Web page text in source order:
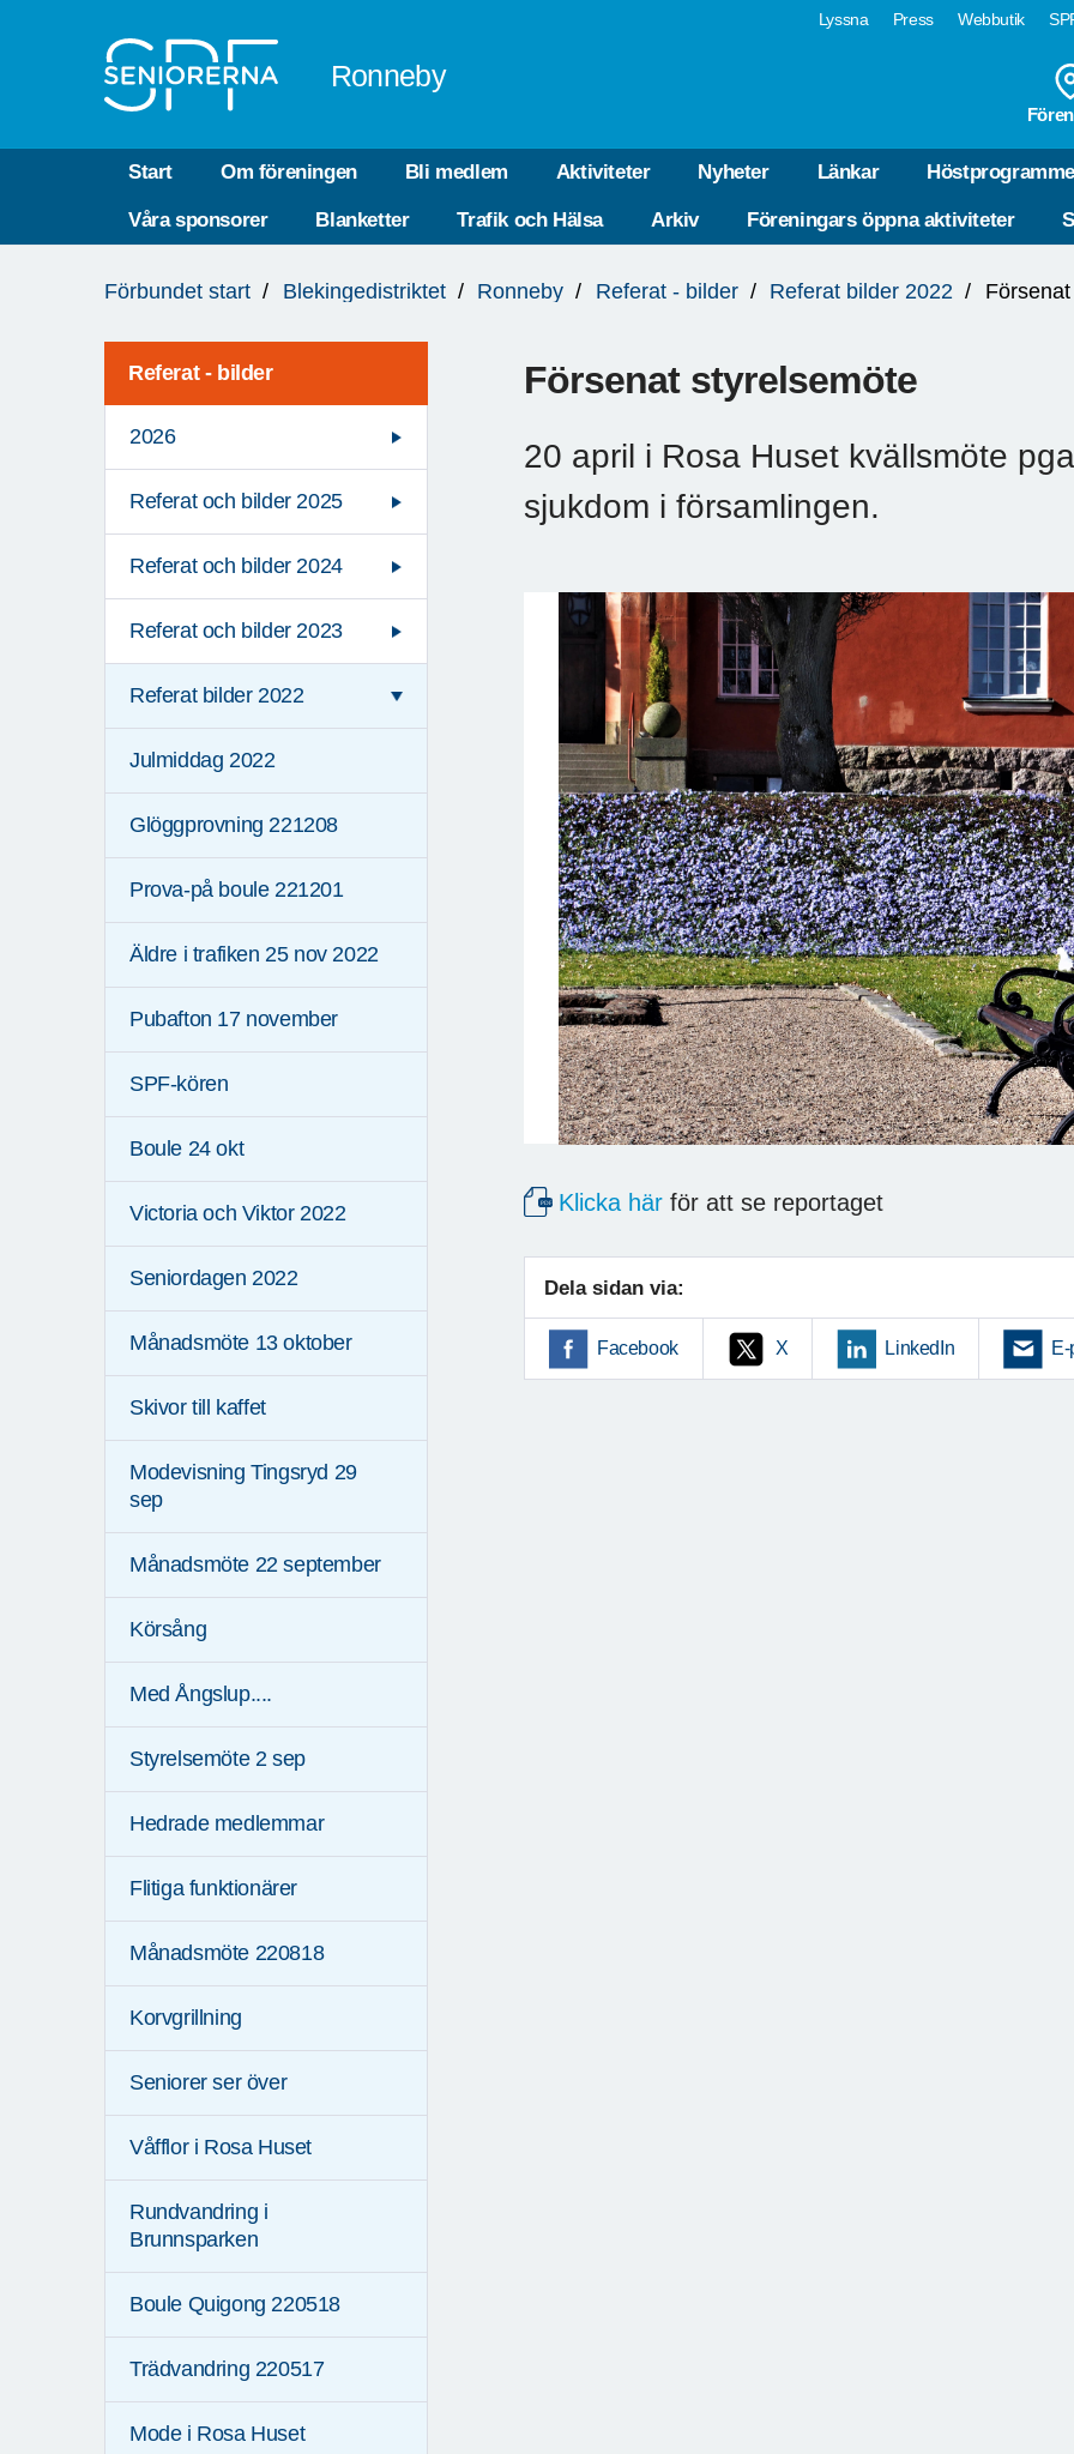
Lyssna Press Webbutik
Ronneby
Start Om föreningen Bli medlem Aktiviteter Nyheter Länkar
Våra sponsorer Blanketter Trafik och Hälsa Arkiv Föreningars öppna aktiviteter
är
Förbundet start Blekingedistriktet Ronneby Referat - bilder Referat bilder 2022
Referat - bilder
2026
Referat och bilder 2025
Referat och bilder 2024
Referat och bilder 2023
Referat bilder 2022
Julmiddag 2022
Glöggprovning 221208
Prova-på boule 221201
Äldre i trafiken 25 nov 2022
Pubafton 17 november
SPF-kören
Boule 24 okt
Victoria och Viktor 2022
Seniordagen 2022
Månadsmöte 13 oktober
Skivor till kaffet
Modevisning Tingsryd 29
sep
Månadsmöte 22 september
Körsång
Med Ångslup....
Styrelsemöte 2 sep
Hedrade medlemmar
Flitiga funktionärer
Månadsmöte 220818
Korvgrillning
Seniorer ser över
Våfflor i Rosa Huset
Rundvandring i
Brunnsparken
Boule Quigong 220518
Trädvandring 220517
Mode i Rosa Huset
Försenat styrelsemöte
20 april i Rosa Huset kvällsmöte
sjukdom i församlingen.
Klicka här för att se reportaget
Dela sidan via:
Facebook X LinkedIn